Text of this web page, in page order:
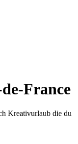
France
Kreativurlaub die du